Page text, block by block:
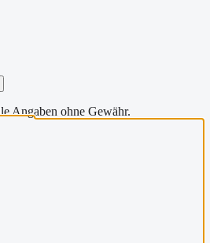
Angaben ohne Gewähr.